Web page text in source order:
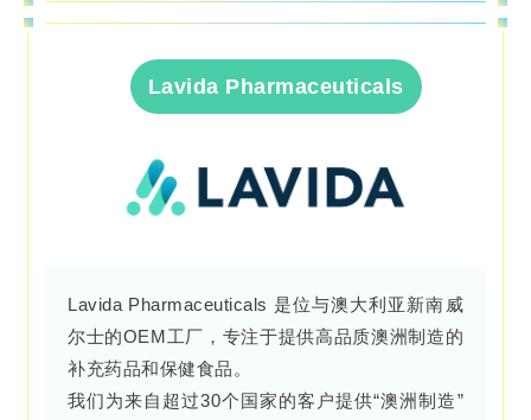
Lavida Pharmaceuticals
Lavida Pharmaceuticals 是位与澳大利亚新南威
尔士的OEM工厂，专注于提供高品质澳洲制造的
补充药品和保健食品。
我们为来自超过30个国家的客户提供“澳洲制造”